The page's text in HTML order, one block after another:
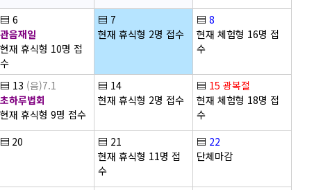
▤ 6
관음재일
현재 휴식형 10명 접
수
▤ 7
현재 휴식형 2명 접수
▤ 8
현재 체험형 16명 접
수
▤ 13 (음)7.1
초하루법회
현재 휴식형 9명 접수
▤ 14
현재 휴식형 2명 접수
▤ 15 광복절
현재 체험형 18명 접
수
▤ 20 ▤ 21
현재 휴식형 11명 접
수
▤ 22
단체마감